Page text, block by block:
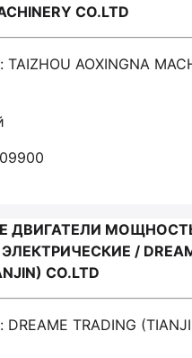
CO.LTD
TAIZHOU AOXINGNA
ДВИГАТЕЛИ
/
CO.LTD
DREAME TRADING